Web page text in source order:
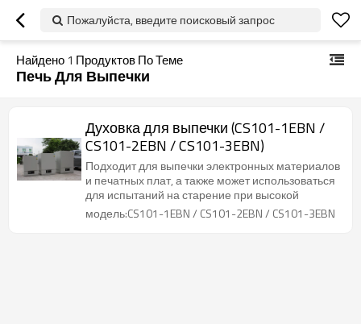
Пожалуйста, введите поисковый запрос
Найдено 1 Продуктов По Теме
Печь Для Выпечки
Духовка для выпечки (CS101-1EBN /
CS101-2EBN / CS101-3EBN)
Подходит для выпечки электронных материалов
и печатных плат, а также может использоваться
для испытаний на старение при высокой
модель:CS101-1EBN / CS101-2EBN / CS101-3EBN